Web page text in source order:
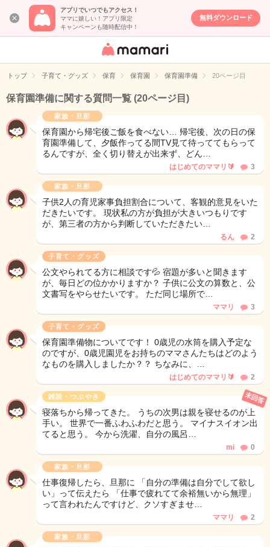
アプリでいつでもアクセス！
ママに嬉しい！アプリ限定
キャンペーンも随時配信中！
無料ダウンロード
女性専用匿名QA
イト
トップ 子育て・グッズ 保育 保育園 保育園準備 20ページ目
保育園準備に関する質問一覧 (20ページ目)
家族・旦那
保育園から帰宅後ご飯を食べない… 帰宅後、次の日の保
育園準備して、夕飯作ってる間TV見て待っててもらって
るんですが、全く切り替えが出来ず、どん…
はじめてのママリ🔰 3
家族・旦那
子供2人の育児家事負担割合について、客観的意見をいた
だきたいです。 現状私の方が負担が大きいつもりです
が、第三者の方から判断していただきたい…
るん 2
子育て・グッズ
公文やられてる方に相談です💦 宿題が多いと聞きます
が、毎日どの位かかりますか？ 子供に公文の算数と、公
文書写をやらせたいです。 ただ同じ場所で…
ママリ 3
子育て・グッズ
保育園準備物についてです！ 0歳児の水筒を購入予定な
のですが、0歳児園児をお持ちのママさんたちはどのよう
なものを購入しましたか？？ ちなみに、…
はじめてのママリ🔰 2
雑談・つぶやき
寝落ちから帰ってきた。 うちの次男は親を寝せるのが上
手い。 世界で一番ふわふわだと思う。 マイナスイオン出
てると思う。 今から洗濯、自分の風呂…
未回答
mi 0
家族・旦那
仕事復帰したら、旦那に 「自分の準備は自分でして欲し
い」って伝えたら 「仕事で疲れてて余裕無いから無理」
って言われたんですけど、クソすぎませ…
ママリ 2
家族・旦那